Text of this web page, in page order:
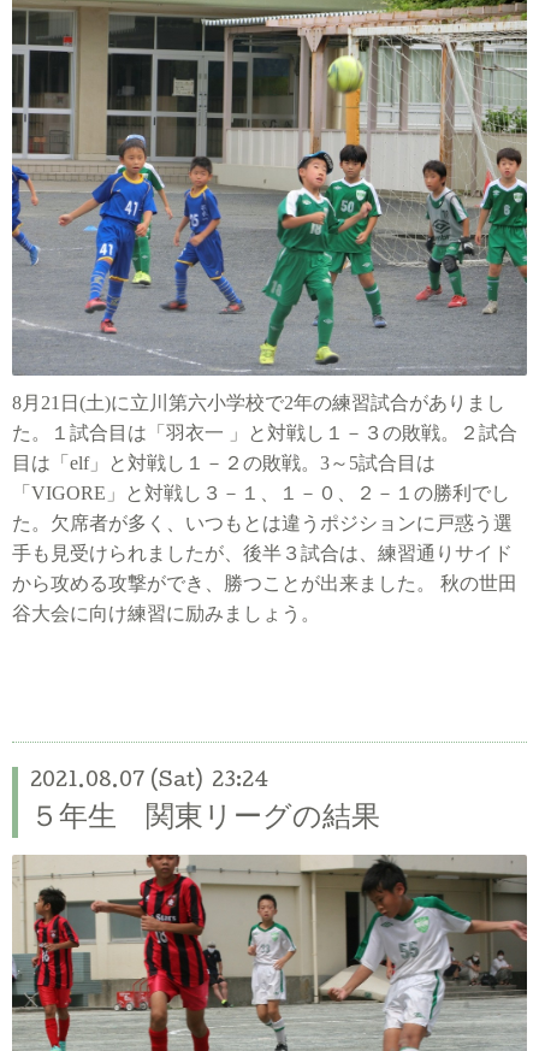
8月 21 日 (土)に立川第六小学校で2年の練習試合がありまし
た。１試合 目は「羽衣一 」と対戦し１－３の敗戦。２試合
目は「 elf」と対戦し１－２の敗戦。 3～ 5試合目は
「 VIGORE 」と対戦し３－１、１－０、２－１の勝利でし
た。 欠席者が多く、いつもとは違うポジションに戸惑う選
手も見受けられましたが、後半３試合は、練習通りサイド
から攻める攻撃ができ、勝つことが出来ました。 秋の世田
谷大会に向け練習に励みましょう。
2021.08.07 (Sat) 23:24
５年生 関東リーグの結果